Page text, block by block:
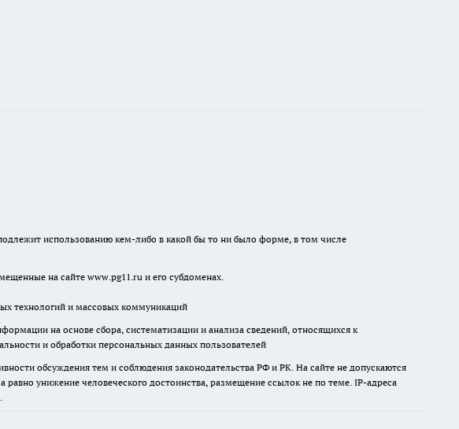
использованию кем-либо в какой бы то ни было форме, в том числе
на сайте www.pg11.ru и его субдоменах.
технологий и массовых коммуникаций
на основе сбора, систематизации и анализа сведений, относящихся к
и обработки персональных данных пользователей
обсуждения тем и соблюдения законодательства РФ и РК. На сайте не допускаются
унижение человеческого достоинства, размещение ссылок не по теме. IP-адреса